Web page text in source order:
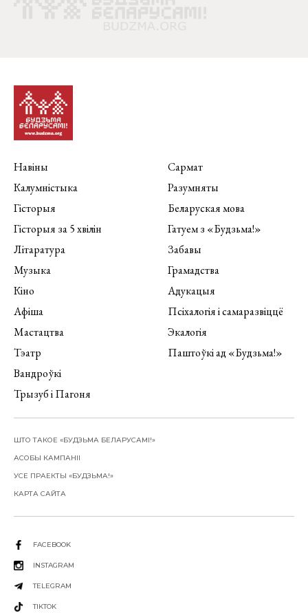
Навіны
Калумністыка
Гісторыя
Гісторыя за 5 хвілін
Літаратура
Музыка
Кіно
Афіша
Мастацтва
Тэатр
Вандроўкі
Трызуб і Пагоня
Сармат
Разумняты
Беларуская мова
Гатуем з «Будзьма!»
Забавы
Грамадства
Адукацыя
Псіхалогія і самаразвіццё
Экалогія
Паштоўкі ад «Будзьма!»
ШТО ТАКОЕ «БУДЗЬМА БЕЛАРУСАМІ!»
АСОБЫ КАМПАНІІ
УСЕ ПРАЕКТЫ «БУДЗЬМА!»
КАРТА САЙТА
FACEBOOK
INSTAGRAM
TELEGRAM
TIKTOK